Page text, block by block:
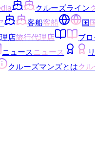
クルーズライン
客船客船 国
店旅行代理店 ブ
ニュースニュース
クルーズマンズとはク